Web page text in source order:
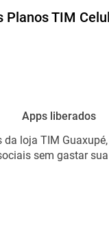
Planos TIM
Apps liberados
da loja TIM
sem gastar